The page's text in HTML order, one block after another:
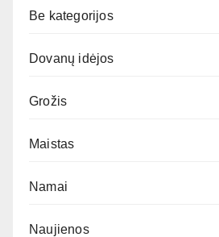
Be kategorijos
Dovanų idėjos
Grožis
Maistas
Namai
Naujienos